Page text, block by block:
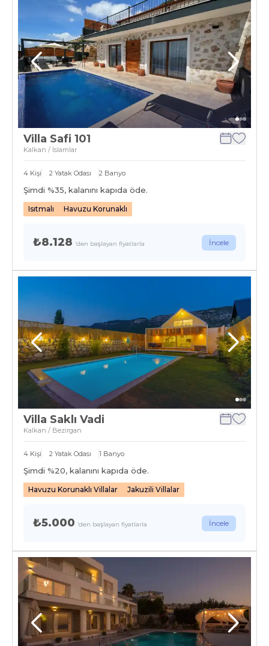
Villa Safi 101
Kalkan / İslamlar
4 Kişi 2 Yatak Odası 2 Banyo
Şimdi %35, kalanını kapıda öde.
Isıtmalı Havuzu Korunaklı
₺8.128 'den başlayan fiyatlarla İncele
Villa Saklı Vadi
Kalkan / Bezirgan
4 Kişi 2 Yatak Odası 1 Banyo
Şimdi %20, kalanını kapıda öde.
Havuzu Korunaklı Villalar Jakuzili Villalar
₺5.000 'den başlayan fiyatlarla İncele